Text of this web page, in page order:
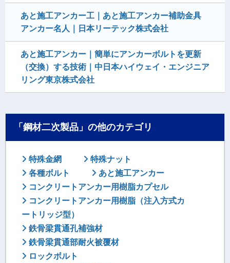
あと施工アンカー工｜あと施工アンカー補助金具
アンカー名人｜日本リーテック株式会社
あと施工アンカー｜簡単にアンカーボルトを更新
（交換）する技術｜中日本ハイウェイ・エンジニア
リング東京株式会社
「鋼材二次製品」の他のカテゴリ
特殊金網
特殊ナット
各種ボルト
あと施工アンカー
コンクリートアンカー用樹脂カプセル
コンクリートアンカー用樹脂（注入方式カ
ートリッジ型）
鉄骨梁貫通孔補強材
鉄骨梁貫通部耐火被覆材
ロックボルト